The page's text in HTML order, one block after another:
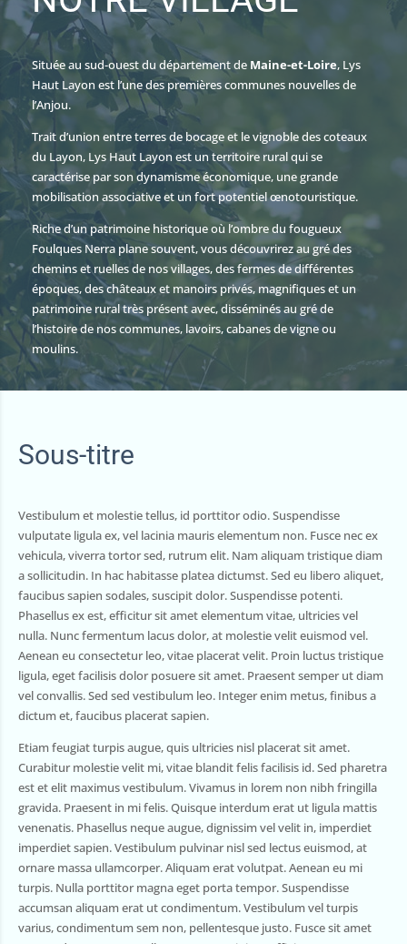
Située au sud-ouest du département de Maine-et-Loire, Lys
Haut Layon est l’une des premières communes nouvelles de
l’Anjou.
Trait d’union entre terres de bocage et le vignoble des coteaux
du Layon, Lys Haut Layon est un territoire rural qui se
caractérise par son dynamisme économique, une grande
mobilisation associative et un fort potentiel œnotouristique.
Riche d’un patrimoine historique où l’ombre du fougueux
Foulques Nerra plane souvent, vous découvrirez au gré des
chemins et ruelles de nos villages, des fermes de différentes
époques, des châteaux et manoirs privés, magnifiques et un
patrimoine rural très présent avec, disséminés au gré de
l’histoire de nos communes, lavoirs, cabanes de vigne ou
moulins.
Sous-titre
Vestibulum et molestie tellus, id porttitor odio. Suspendisse
vulputate ligula ex, vel lacinia mauris elementum non. Fusce nec ex
vehicula, viverra tortor sed, rutrum elit. Nam aliquam tristique diam
a sollicitudin. In hac habitasse platea dictumst. Sed eu libero aliquet,
faucibus sapien sodales, suscipit dolor. Suspendisse potenti.
Phasellus ex est, efficitur sit amet elementum vitae, ultricies vel
nulla. Nunc fermentum lacus dolor, at molestie velit euismod vel.
Aenean eu consectetur leo, vitae placerat velit. Proin luctus tristique
ligula, eget facilisis dolor posuere sit amet. Praesent semper ut diam
vel convallis. Sed sed vestibulum leo. Integer enim metus, finibus a
dictum et, faucibus placerat sapien.
Etiam feugiat turpis augue, quis ultricies nisl placerat sit amet.
Curabitur molestie velit mi, vitae blandit felis facilisis id. Sed pharetra
est et elit maximus vestibulum. Vivamus in lorem non nibh fringilla
gravida. Praesent in mi felis. Quisque interdum erat ut ligula mattis
venenatis. Phasellus neque augue, dignissim vel velit in, imperdiet
imperdiet sapien. Vestibulum pulvinar nisl sed lectus euismod, at
ornare massa ullamcorper. Aliquam erat volutpat. Aenean eu mi
turpis. Nulla porttitor magna eget porta tempor. Suspendisse
accumsan aliquam erat ut condimentum. Vestibulum vel turpis
varius, condimentum sem non, pellentesque justo. Fusce sit amet